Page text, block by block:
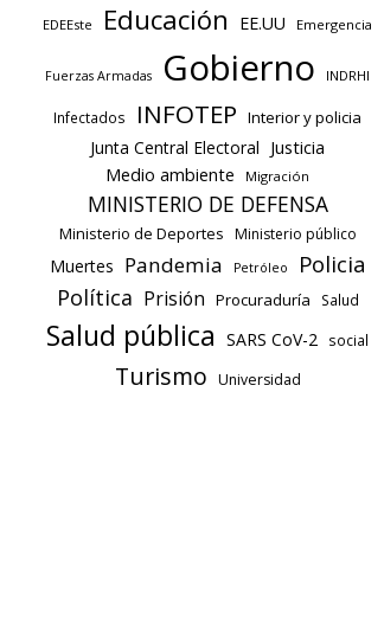
EDEEste Educación EE.UU Emergencia
Fuerzas Armadas Gobierno INDRHI
Infectados INFOTEP Interior y policia
Junta Central Electoral Justicia
Medio ambiente Migración
MINISTERIO DE DEFENSA
Ministerio de Deportes Ministerio público
Muertes Pandemia Petróleo Policia
Política Prisión Procuraduría Salud
Salud pública SARS CoV-2 social
Turismo Universidad